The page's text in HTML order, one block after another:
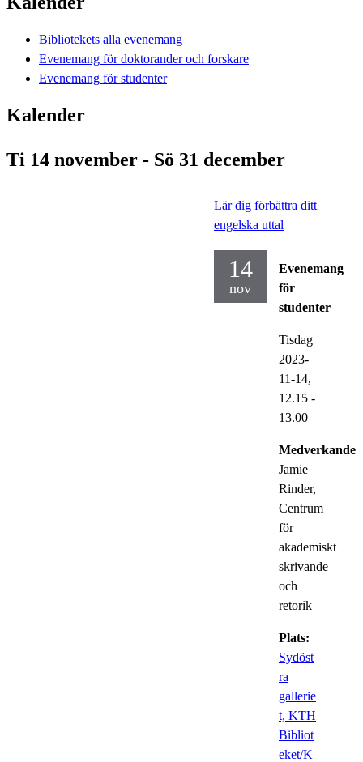
Bibliotekets alla evenemang
Evenemang för doktorander och forskare
Evenemang för studenter
Kalender
Ti 14 november - Sö 31 december
Lär dig förbättra ditt
engelska uttal
14
nov
Evenemang
för
studenter
Tisdag
2023-
11-14,
12.15 -
13.00
Medverkande:
Jamie
Rinder,
Centrum
för
akademiskt
skrivande
och
retorik
Plats:
Sydöst
ra
gallerie
t, KTH
Bibliot
eket/K